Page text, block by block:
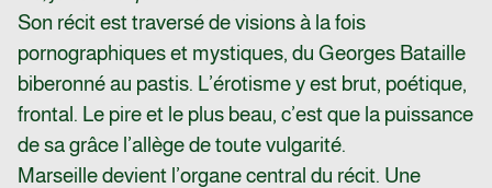
Son récit est traversé de visions à la fois
pornographiques et mystiques, du Georges Bataille
biberonné au pastis. L’érotisme y est brut, poétique,
frontal. Le pire et le plus beau, c’est que la puissance
de sa grâce l’allège de toute vulgarité.
Marseille devient l’organe central du récit. Une